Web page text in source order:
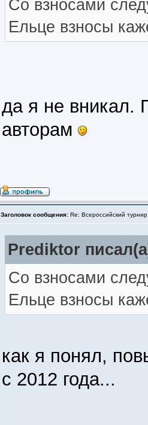
Со взносами
Ельце взносы
да я не вникал.
авторам
Заголовок сообщения: Re: Всероссийский
Prediktor
Со взносами
Ельце взносы
как я понял,
с 2012 года...